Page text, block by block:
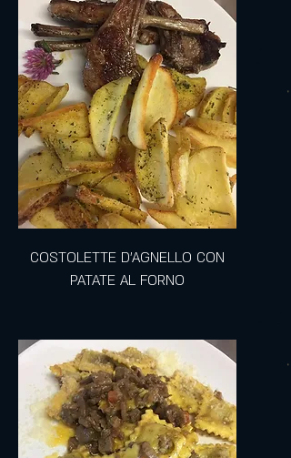
COSTOLETTE D'AGNELLO CON
PATATE AL FORNO